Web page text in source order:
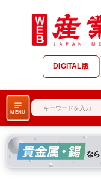
DIGITAL版
MENU